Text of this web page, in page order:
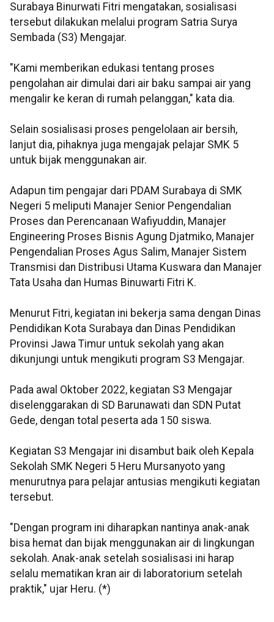
Surabaya Binurwati Fitri mengatakan, sosialisasi
tersebut dilakukan melalui program Satria Surya
Sembada (S3) Mengajar.
"Kami memberikan edukasi tentang proses
pengolahan air dimulai dari air baku sampai air yang
mengalir ke keran di rumah pelanggan," kata dia.
Selain sosialisasi proses pengelolaan air bersih,
lanjut dia, pihaknya juga mengajak pelajar SMK 5
untuk bijak menggunakan air.
Adapun tim pengajar dari PDAM Surabaya di SMK
Negeri 5 meliputi Manajer Senior Pengendalian
Proses dan Perencanaan Wafiyuddin, Manajer
Engineering Proses Bisnis Agung Djatmiko, Manajer
Pengendalian Proses Agus Salim, Manajer Sistem
Transmisi dan Distribusi Utama Kuswara dan Manajer
Tata Usaha dan Humas Binuwarti Fitri K.
Menurut Fitri, kegiatan ini bekerja sama dengan Dinas
Pendidikan Kota Surabaya dan Dinas Pendidikan
Provinsi Jawa Timur untuk sekolah yang akan
dikunjungi untuk mengikuti program S3 Mengajar.
Pada awal Oktober 2022, kegiatan S3 Mengajar
diselenggarakan di SD Barunawati dan SDN Putat
Gede, dengan total peserta ada 150 siswa.
Kegiatan S3 Mengajar ini disambut baik oleh Kepala
Sekolah SMK Negeri 5 Heru Mursanyoto yang
menurutnya para pelajar antusias mengikuti kegiatan
tersebut.
"Dengan program ini diharapkan nantinya anak-anak
bisa hemat dan bijak menggunakan air di lingkungan
sekolah. Anak-anak setelah sosialisasi ini harap
selalu mematikan kran air di laboratorium setelah
praktik," ujar Heru. (*)